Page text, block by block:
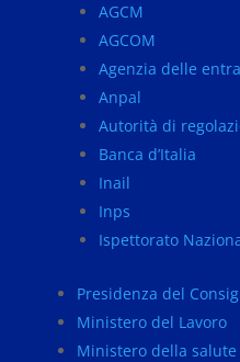
AGCM
AGCOM
Agenzia delle
Anpal
Autorità di
Banca d’Italia
Inail
Inps
Ispettorato
Presidenza del
Ministero del Lavoro
Ministero della salute